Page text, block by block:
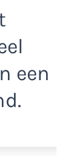
een